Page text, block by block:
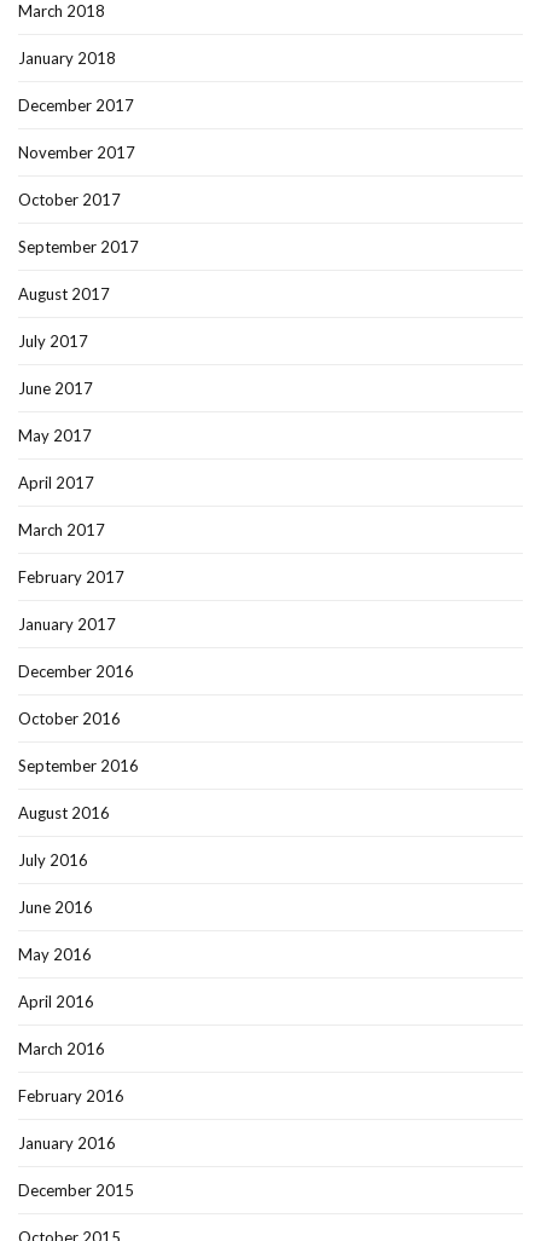
March 2018
January 2018
December 2017
November 2017
October 2017
September 2017
August 2017
July 2017
June 2017
May 2017
April 2017
March 2017
February 2017
January 2017
December 2016
October 2016
September 2016
August 2016
July 2016
June 2016
May 2016
April 2016
March 2016
February 2016
January 2016
December 2015